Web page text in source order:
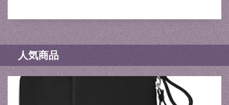
人気商品